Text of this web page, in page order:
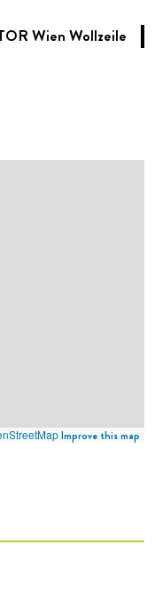
Wien Wollzeile
Improve this map